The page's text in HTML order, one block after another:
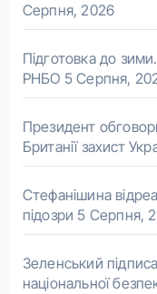
Серпня, 2026
Підготовка до
РНБО 5 Серпня,
Президент
Британії захист
Стефанішина
підозри 5 Серпня,
Зеленський
національної